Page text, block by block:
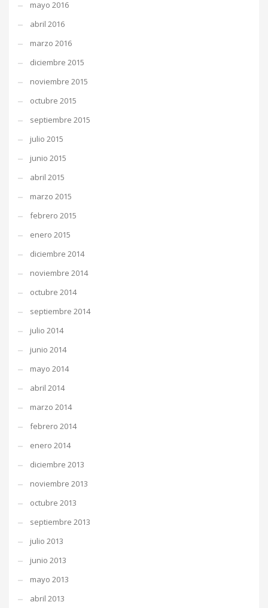
mayo 2016
abril 2016
marzo 2016
diciembre 2015
noviembre 2015
octubre 2015
septiembre 2015
julio 2015
junio 2015
abril 2015
marzo 2015
febrero 2015
enero 2015
diciembre 2014
noviembre 2014
octubre 2014
septiembre 2014
julio 2014
junio 2014
mayo 2014
abril 2014
marzo 2014
febrero 2014
enero 2014
diciembre 2013
noviembre 2013
octubre 2013
septiembre 2013
julio 2013
junio 2013
mayo 2013
abril 2013